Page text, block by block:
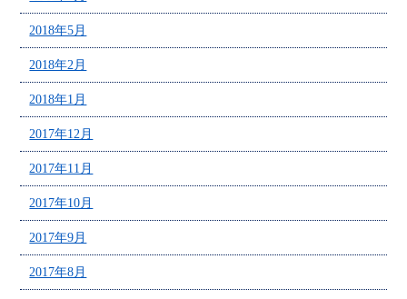
2018年5月
2018年2月
2018年1月
2017年12月
2017年11月
2017年10月
2017年9月
2017年8月